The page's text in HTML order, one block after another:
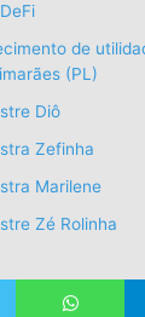
de
(PL)
Diô
Zefinha
Marilene
Zé Rolinha